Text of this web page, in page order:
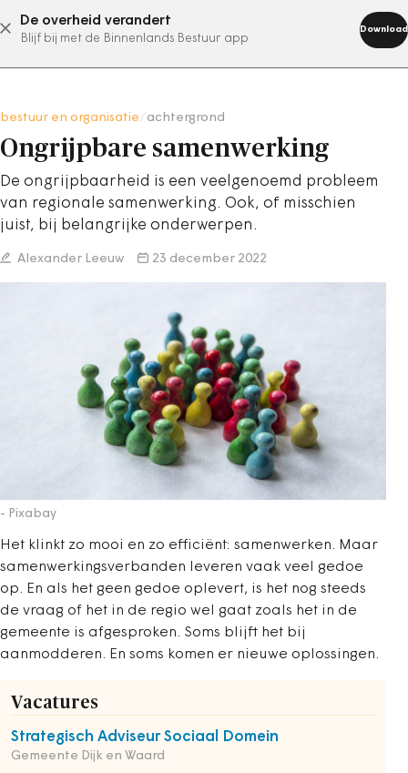
De overheid verandert
Blijf bij met de Binnenlands Bestuur app
Download
abonneer nu
bestuur en organisatie achtergrond
Ongrijpbare samenwerking
De ongrijpbaarheid is een veelgenoemd probleem
van regionale samenwerking. Ook, of misschien
juist, bij belangrijke onderwerpen.
Alexander Leeuw 23 december 2022
- Pixabay
Het klinkt zo mooi en zo efficiënt: samenwerken. Maar
samenwerkingsverbanden leveren vaak veel gedoe
op. En als het geen gedoe oplevert, is het nog steeds
de vraag of het in de regio wel gaat zoals het in de
gemeente is afgesproken. Soms blijft het bij
aanmodderen. En soms komen er nieuwe oplossingen.
Vacatures
Strategisch Adviseur Sociaal Domein
Gemeente Dijk en Waard